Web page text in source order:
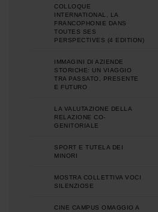
COLLOQUE
INTERNATIONAL, LA
FRANCOPHONIE DANS
TOUTES SES
PERSPECTIVES (4 EDITION)
IMMAGINI DI AZIENDE
STORICHE: UN VIAGGIO
TRA PASSATO, PRESENTE
E FUTURO
LA VALUTAZIONE DELLA
RELAZIONE CO-
GENITORIALE
SPORT E TUTELA DEI
MINORI
MOSTRA COLLETTIVA VOCI
SILENZIOSE
CINE CAMPUS OMAGGIO A